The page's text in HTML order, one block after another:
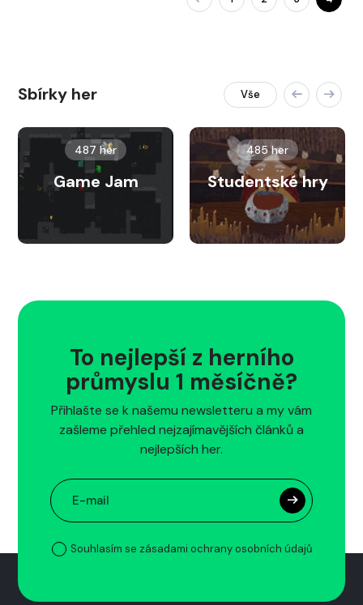
Sbírky her Vše
487 her
Game Jam
485 her
Studentské hry
To nejlepší z herního
průmyslu 1 měsíčně?
Přihlašte se k našemu newsletteru a my vám
zašleme přehled nejzajímavějších článků a
nejlepších her.
Souhlasím se zásadami ochrany osobních údajů